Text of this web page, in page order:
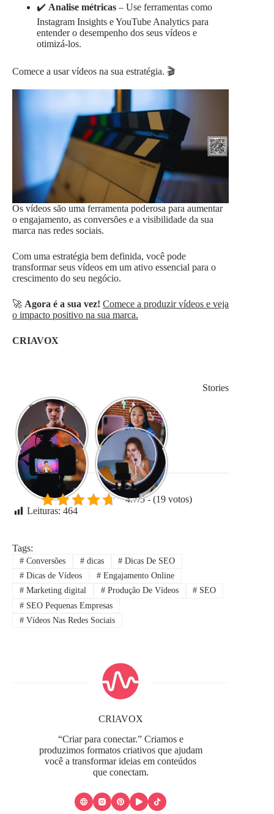
✔️ Analise métricas – Use ferramentas como
Instagram Insights e YouTube Analytics para
entender o desempenho dos seus vídeos e
otimizá-los.
Comece a usar vídeos na sua estratégia. 🎬
Os vídeos são uma ferramenta poderosa para aumentar
o engajamento, as conversões e a visibilidade da sua
marca nas redes sociais.
Com uma estratégia bem definida, você pode
transformar seus vídeos em um ativo essencial para o
crescimento do seu negócio.
🚀 Agora é a sua vez! Comece a produzir vídeos e veja
o impacto positivo na sua marca.
CRIAVOX
Stories
Ferramentas
grátis que todo
criador precisa
conhecer.
6 Truques
Fáceis para
Criar
Conteúdos
Virais.
Erros que estão
matando seu
engajamento
nas Redes
Sociais.
Conteúdo que
conecta.
4.7/5 - (19 votos)
Leituras: 464
Tags:
#Conversões #dicas # Dicas De SEO
#Dicas de Vídeos #Engajamento Online
#Marketing digital #Produção De Vídeos # SEO
#SEO Pequenas Empresas
#Vídeos Nas Redes Sociais
CRIAVOX
“Criar para conectar.” Criamos e
produzimos formatos criativos que ajudam
você a transformar ideias em conteúdos
que conectam.